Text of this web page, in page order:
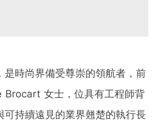
是時尚界備受尊崇的領航者，前
女士，位具有工程師背
可持續遠見的業界翹楚的執行長